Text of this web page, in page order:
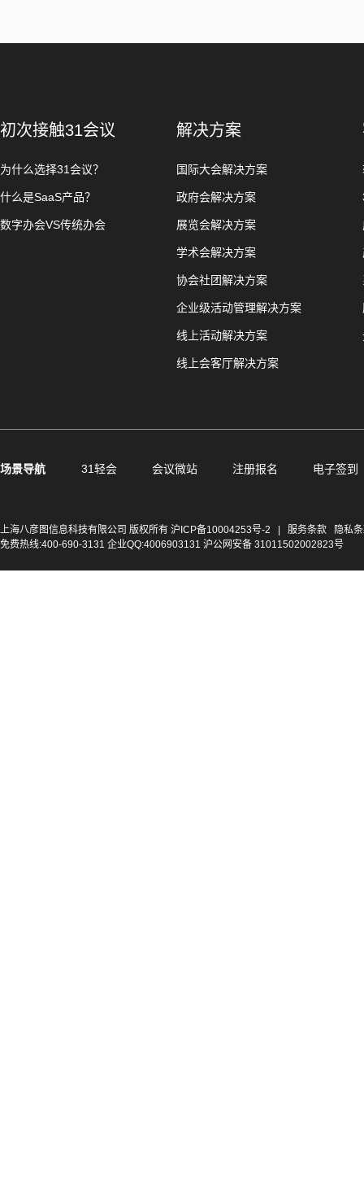
初次接触31会议
为什么选择31会议？
什么是SaaS产品？
数字办会VS传统办会
解决方案
国际大会解决方案
政府会解决方案
展览会解决方案
学术会解决方案
协会社团解决方案
企业级活动管理解决方案
线上活动解决方案
线上会客厅解决方案
场景导航 31轻会 会议微站 注册报名 电子签到
上海八彦图信息科技有限公司 版权所有 沪ICP备10004253号-2 服务条款
隐私
免费热线:400-690-3131 企业QQ:4006903131 沪公网安备 31011502002823号